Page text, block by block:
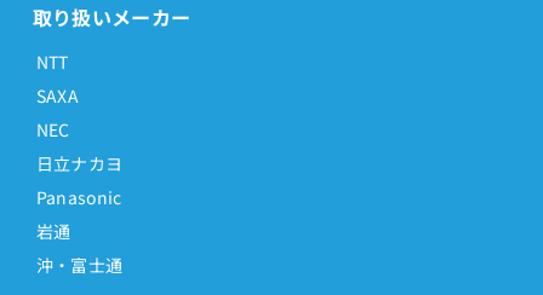
取り扱いメーカー
NTT
SAXA
NEC
日立ナカヨ
Panasonic
岩通
沖・富士通